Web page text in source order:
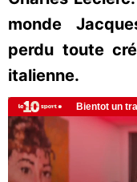
monde
perdu toute
italienne.